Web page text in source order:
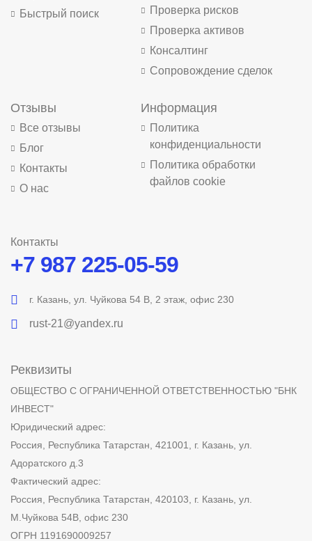
Быстрый поиск
Проверка рисков
Проверка активов
Консалтинг
Сопровождение сделок
Отзывы
Все отзывы
Блог
Контакты
О нас
Информация
Политика
конфиденциальности
Политика обработки
файлов cookie
Контакты
+7 987 225-05-59
г. Казань, ул. Чуйкова 54 В, 2 этаж, офис 230
rust-21@yandex.ru
Реквизиты
ОБЩЕСТВО С ОГРАНИЧЕННОЙ ОТВЕТСТВЕННОСТЬЮ "БНК
ИНВЕСТ"
Юридический адрес:
Россия, Республика Татарстан, 421001, г. Казань, ул.
Адоратского д.3
Фактический адрес:
Россия, Республика Татарстан, 420103, г. Казань, ул.
М.Чуйкова 54В, офис 230
ОГРН 1191690009257